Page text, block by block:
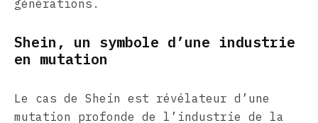
générations.
Shein, un symbole d’une industrie
en mutation
Le cas de Shein est révélateur d’une
mutation profonde de l’industrie de la